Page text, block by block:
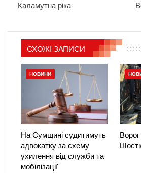
Каламутна ріка
СХОЖІ ЗАПИСИ
НОВИНИ
На Сумщині судитимуть
адвокатку за схему
ухилення від служби та
мобілізації